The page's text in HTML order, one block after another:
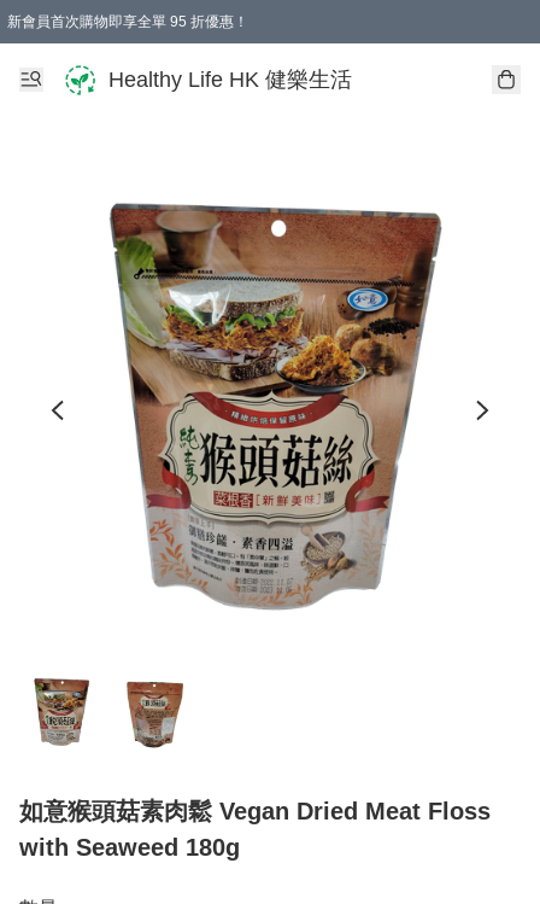
新會員首次購物即享全單 95 折優惠！
Healthy Life HK 健樂生活
如意猴頭菇素肉鬆 Vegan Dried Meat Floss
with Seaweed 180g